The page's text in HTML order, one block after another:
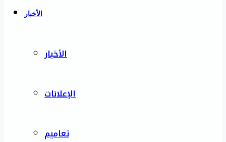
الأخبار
الأخبار
الإعلانات
تعاميم